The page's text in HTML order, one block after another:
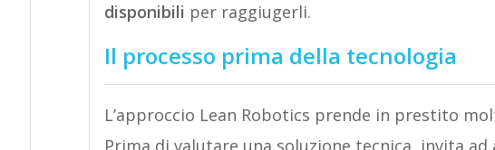
disponibili per raggiugerli.
Il processo prima della tecnologia
L’approccio Lean Robotics prende in prestito